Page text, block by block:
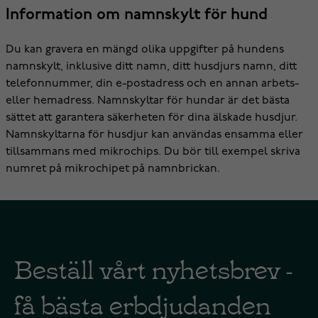
Information om namnskylt för hund
Du kan gravera en mängd olika uppgifter på hundens
namnskylt, inklusive ditt namn, ditt husdjurs namn, ditt
telefonnummer, din e-postadress och en annan arbets-
eller hemadress. Namnskyltar för hundar är det bästa
sättet att garantera säkerheten för dina älskade husdjur.
Namnskyltarna för husdjur kan användas ensamma eller
tillsammans med mikrochips. Du bör till exempel skriva
numret på mikrochipet på namnbrickan.
Beställ vårt nyhetsbrev -
få bästa erbdjudanden